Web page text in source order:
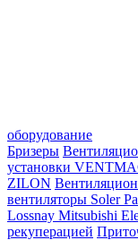
оборудование
Бризеры
установки
ZILON
вентиляторы Soler
Lossnay Mitsubishi
рекуперацией